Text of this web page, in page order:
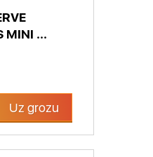
MINI ...
Uz grozu